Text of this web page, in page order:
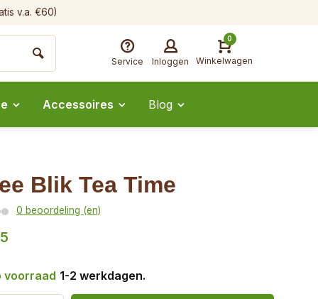
v.a. €60)
Service Inloggen
0
Winkelwagen
Accessoires Blog
Blik Tea Time
0 beoordeling (en)
voorraad 1-2 werkdagen.